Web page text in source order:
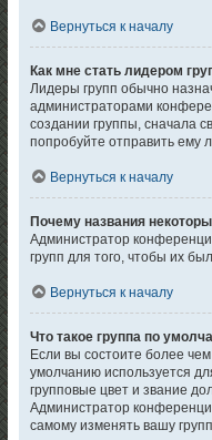
Вернуться к началу
Как мне стать лидером
Лидеры групп обычно
администраторами
создании группы, сначала
попробуйте отправить ему
Вернуться к началу
Почему названия
Администратор
групп для того, чтобы их
Вернуться к началу
Что такое группа по
Если вы состоите более
умолчанию используется
групповые цвет и звание
Администратор
самому изменять вашу